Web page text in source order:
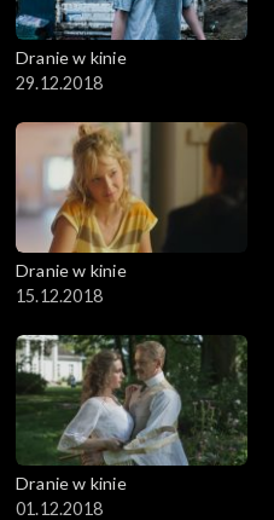
Dranie w kinie
29.12.2018
Dranie w kinie
15.12.2018
Dranie w kinie
01.12.2018